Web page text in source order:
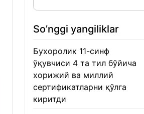
So’nggi yangiliklar
Бухоролик 11-синф
ўқувчиси 4 та тил бўйича
хорижий ва миллий
сертификатларни қўлга
киритди